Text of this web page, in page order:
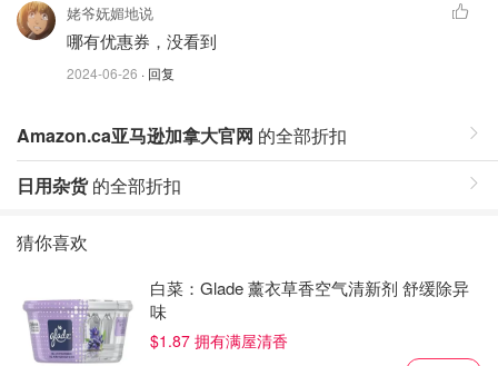
姥爷妩媚地说
哪有优惠券，没看到
2024-06-26 · 回复
Amazon.ca亚马逊加拿大官网 的全部折扣
日用杂货的全部折扣
猜你喜欢
白菜：Glade 薰衣草香空气清新剂 舒缓除异
味
$1.87 拥有满屋清香